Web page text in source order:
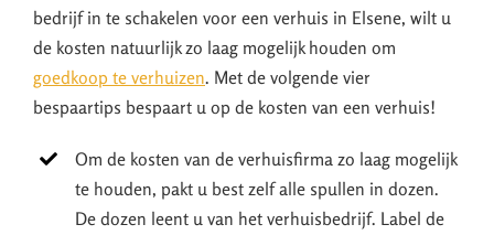
bedrijf in te schakelen voor een verhuis in Elsene, wilt u
de kosten natuurlijk zo laag mogelijk houden om
goedkoop te verhuizen. Met de volgende vier
bespaartips bespaart u op de kosten van een verhuis!
Om de kosten van de verhuisfirma zo laag mogelijk
te houden, pakt u best zelf alle spullen in dozen.
De dozen leent u van het verhuisbedrijf. Label de